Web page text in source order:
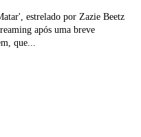
estrelado por Zazie Beetz
após uma breve
que...